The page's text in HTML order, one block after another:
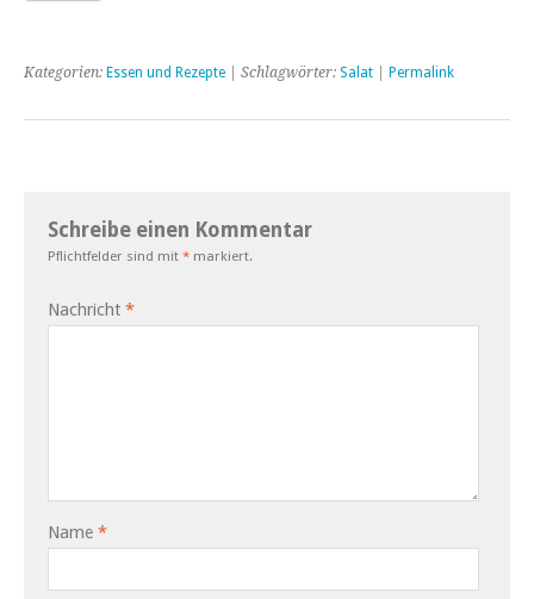
Kategorien: Essen und Rezepte | Schlagwörter: Salat Permalink
Schreibe einen Kommentar
Pflichtfelder sind mit * markiert.
Nachricht *
Name *